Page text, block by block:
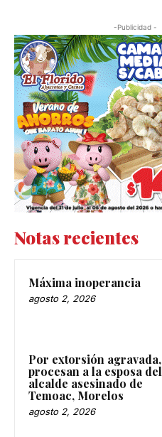
-Publicidad -
Notas recientes
Máxima inoperancia
agosto 2, 2026
Por extorsión agravada,
procesan a la esposa del
alcalde asesinado de
Temoac, Morelos
agosto 2, 2026